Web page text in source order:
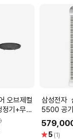
기+무빙
삼성전자 삼성 블루스카이
5500 공
토리 그레
별5 (1)